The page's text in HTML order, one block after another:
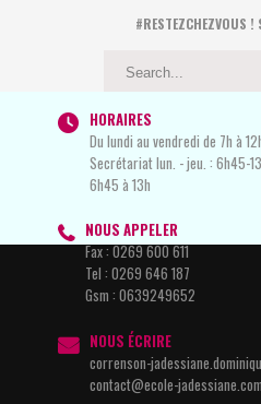
#RESTEZCHEZVOUS !
HORAIRES
Du lundi au vendredi de 7h à
Secrétariat lun. - jeu. : 6h45-
6h45 à 13h
NOUS APPELER
Fax :0269 600 611
Tel : 0269 646 187
Gsm : 0639249652
NOUS ÉCRIRE
correnson-
contact@ecole-jadessiane.com